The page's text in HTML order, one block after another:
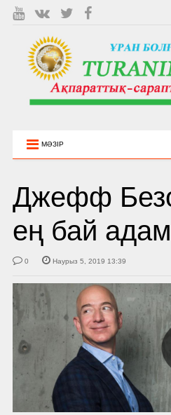
МӘЗІР
Джефф
ең бай
0 Наурыз 5, 2019 13:39